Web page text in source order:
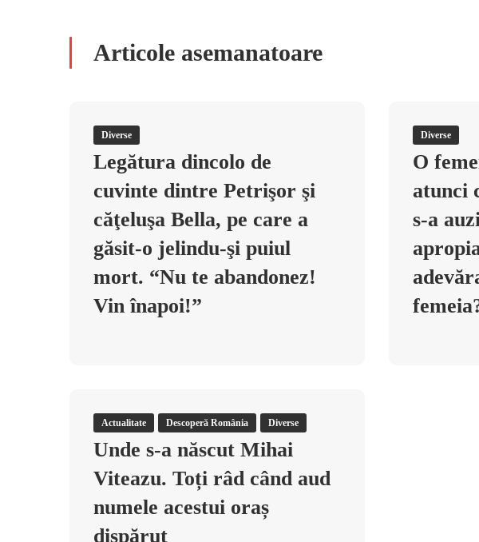
Articole asemanatoare
Diverse
Legătura dincolo de
cuvinte dintre Petrişor şi
căţeluşa Bella, pe care a
găsit-o jelindu-şi puiul
mort. “Nu te abandonez!
Vin înapoi!”
Diverse
O
atunci
s-a
Actualitate Descoperă România Diverse
Unde s-a născut Mihai
Viteazu. Toți râd când aud
numele acestui oraș
dispărut